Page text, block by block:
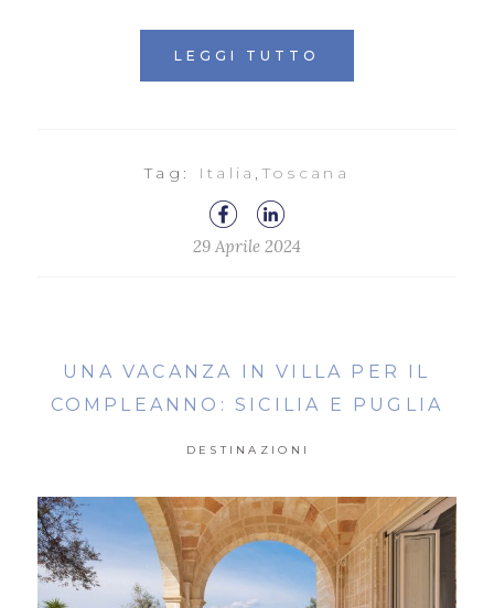
LEGGI TUTTO
Tag: Italia ,Toscana
29 Aprile 2024
UNA VACANZA IN VILLA PER IL
COMPLEANNO: SICILIA E PUGLIA
DESTINAZIONI